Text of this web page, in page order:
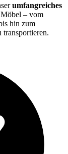
umfangreiches
Möbel – vom
hin zum
transportieren.